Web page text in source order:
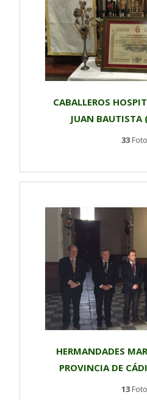
CABALLEROS
JUAN
33
HERMANDADES
PROVINCIA DE
13